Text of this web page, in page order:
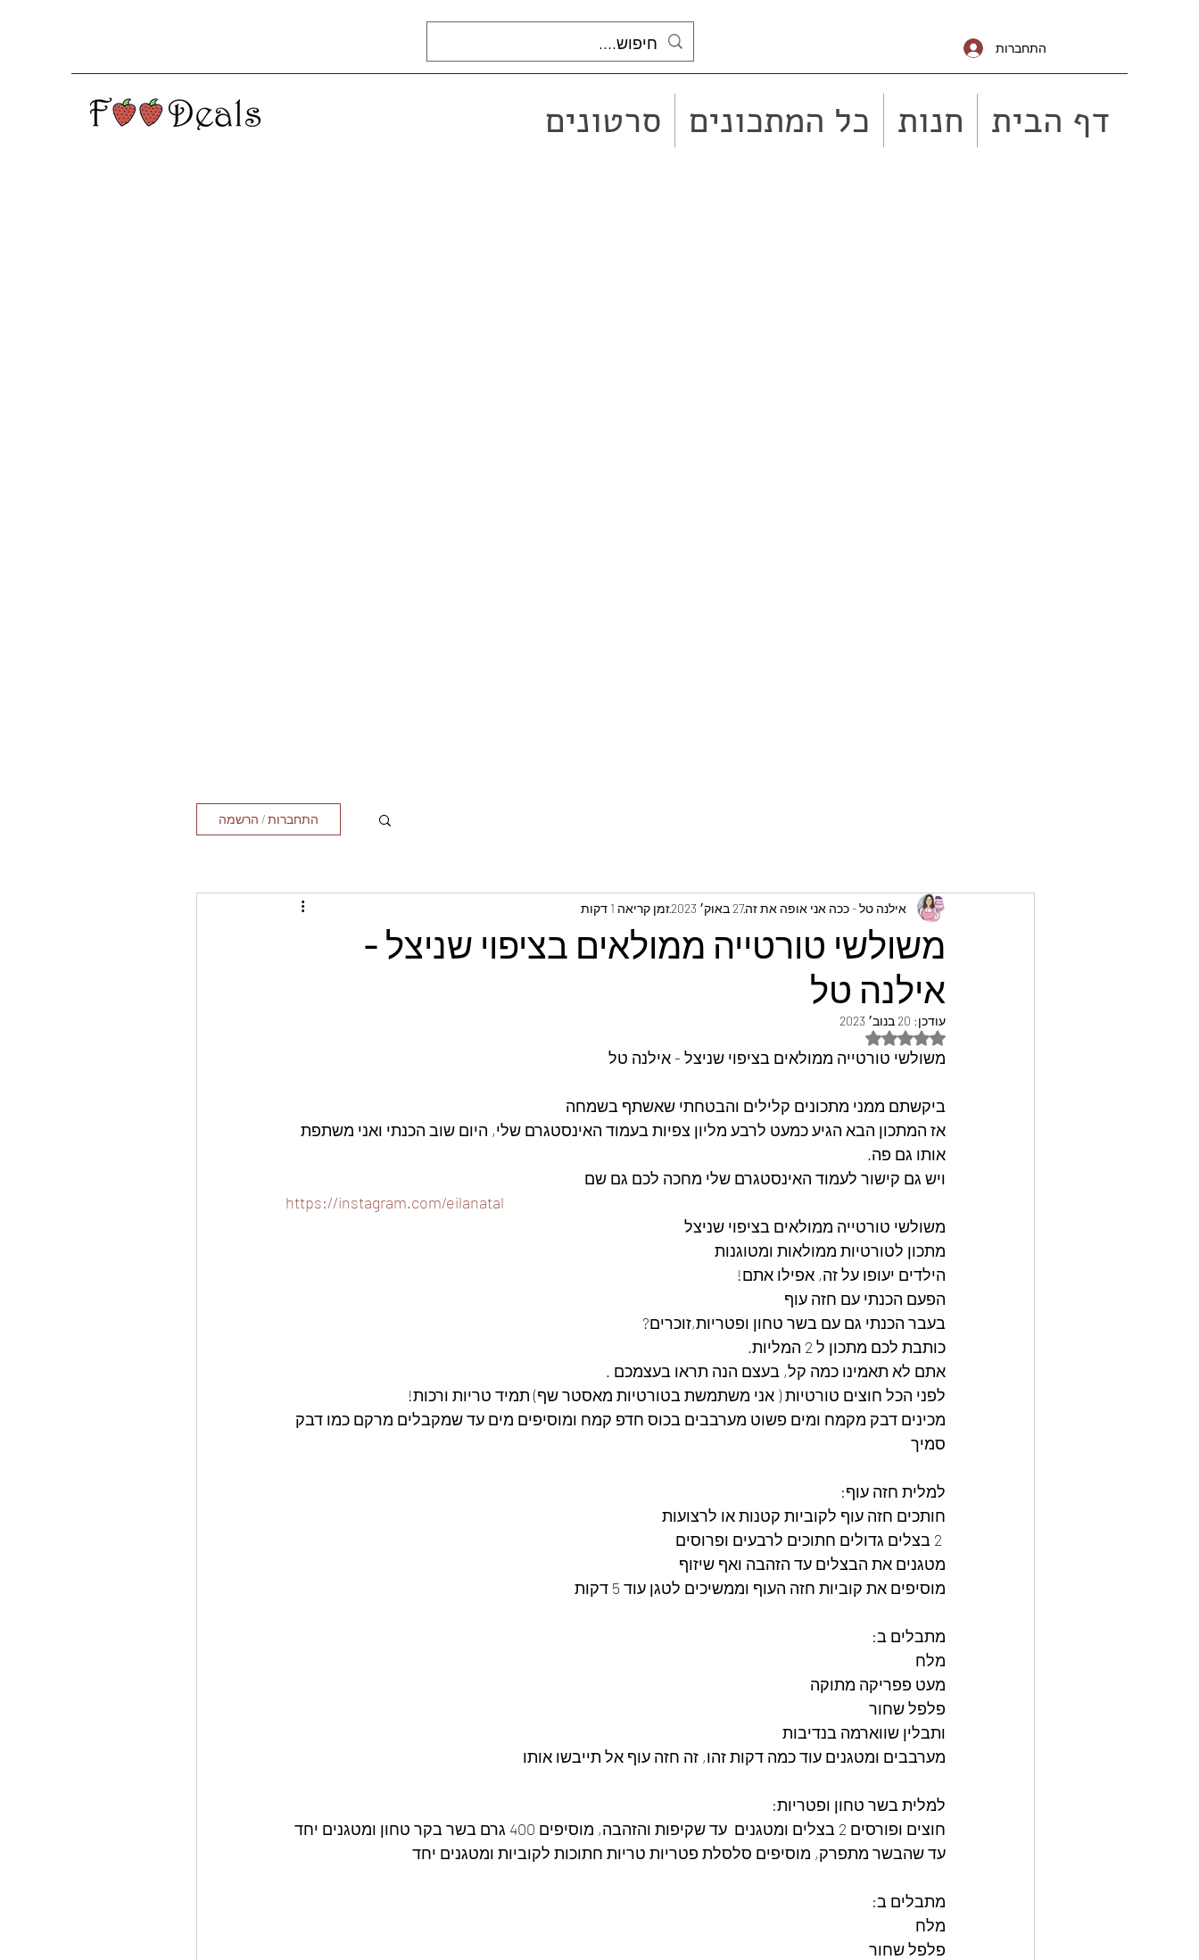
התחברות
דף הבית חנות כל המתכונים סרטונים
התחברות / הרשמה
משולשי טורטייה ממולאים בציפוי שניצל -
אילנה טל
אילנה טל - ככה אני אופה את זה27 באוק׳ 2023 זמן קריאה 1 דקות
עודכן: 20 בנוב׳ 2023
דירוג של NaN מתוך 5 כוכבים
משולשי טורטייה ממולאים בציפוי שניצל - אילנה טל
ביקשתם ממני מתכונים קלילים והבטחתי שאשתף בשמחה
אז המתכון הבא הגיע כמעט לרבע מליון צפיות בעמוד האינסטגרם שלי, היום שוב הכנתי ואני משתפת
אותו גם פה.
ויש גם קישור לעמוד האינסטגרם שלי מחכה לכם גם שם
https://instagram.com/eilanatal
משולשי טורטייה ממולאים בציפוי שניצל
מתכון לטורטיות ממולאות ומטוגנות
הילדים יעופו על זה, אפילו אתם!
הפעם הכנתי עם חזה עוף
בעבר הכנתי גם עם בשר טחון ופטריות,זוכרים?
כותבת לכם מתכון ל 2 המליות.
אתם לא תאמינו כמה קל, בעצם הנה תראו בעצמכם .
לפני הכל חוצים טורטיות ( אני משתמשת בטורטיות מאסטר שף) תמיד טריות ורכות!
מכינים דבק מקמח ומים פשוט מערבבים בכוס חדפ קמח ומוסיפים מים עד שמקבלים מרקם כמו דבק
סמיך
למלית חזה עוף:
חותכים חזה עוף לקוביות קטנות או לרצועות
מטגנים את הבצלים עד הזהבה ואף שיזוף
מוסיפים את קוביות חזה העוף וממשיכים לטגן עוד 5 דקות
מתבלים ב:
מלח
מעט פפריקה מתוקה
פלפל שחור
ותבלין שווארמה בנדיבות
מערבבים ומטגנים עוד כמה דקות זהו, זה חזה עוף אל תייבשו אותו
למלית בשר טחון ופטריות:
חוצים ופורסים 2 בצלים ומטגנים  עד שקיפות והזהבה, מוסיפים 400 גרם בשר בקר טחון ומטגנים יחד
עד שהבשר מתפרק, מוסיפים סלסלת פטריות טריות חתוכות לקוביות ומטגנים יחד
מתבלים ב:
מלח
פלפל שחור